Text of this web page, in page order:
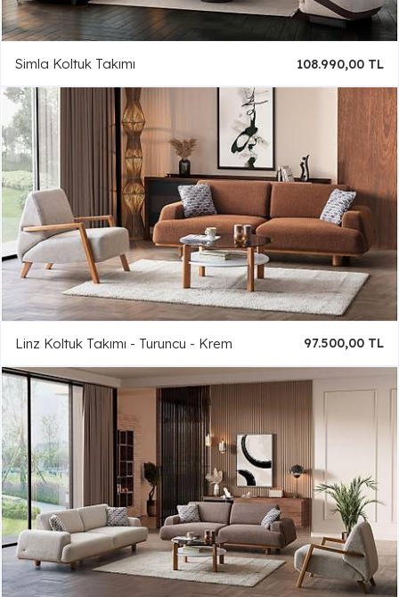
Simla Koltuk Takımı 108.990,00 TL
Linz Koltuk Takımı - Turuncu - Krem 97.500,00 TL